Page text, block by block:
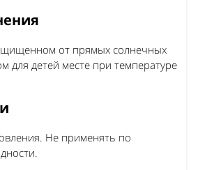
от прямых солнечных
для детей месте при температуре
Не применять по